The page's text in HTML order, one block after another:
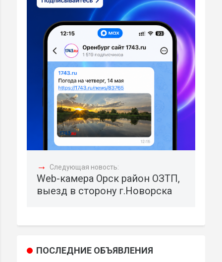
→ Следующая новость:
Web-камера Орск район ОЗТП,
выезд в сторону г.Новорска
ПОСЛЕДНИЕ ОБЪЯВЛЕНИЯ